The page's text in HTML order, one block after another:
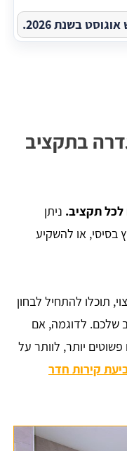
בשנת 2026.
בתקציב
לכל תקציב. ניתן
בסיסי, או להשקיע
תוכלו להתחיל לבחון
שלכם. לדוגמה, אם
יותר, לוותר על
קירות חדר